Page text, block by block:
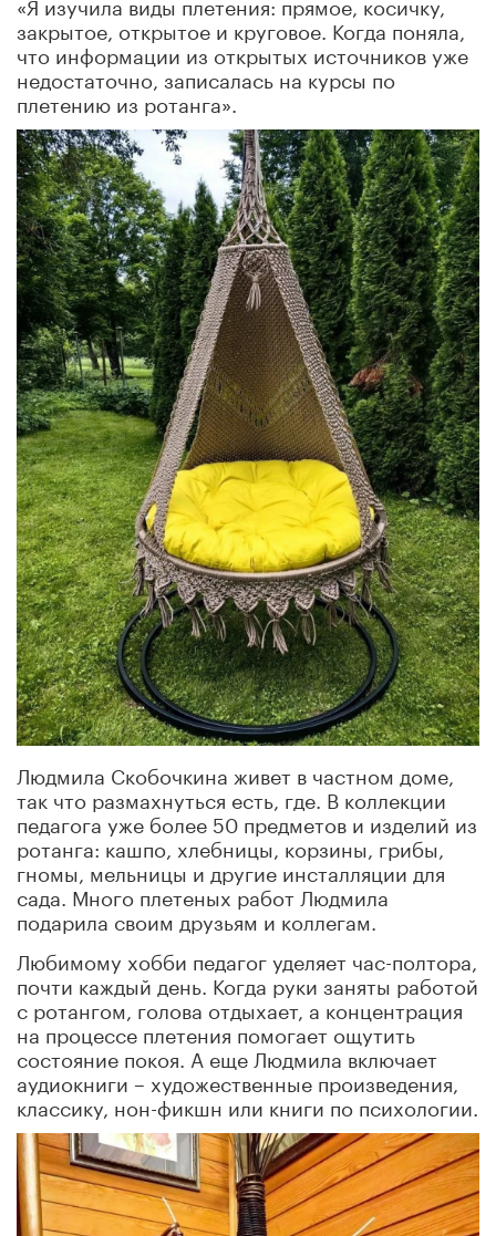
закрытое, открытое и круговое. Когда поняла,
что информации из открытых источников уже
недостаточно, записалась на курсы по
плетению из ротанга».
Людмила Скобочкина живет в частном доме,
так что размахнуться есть, где. В коллекции
педагога уже более 50 предметов и изделий из
ротанга: кашпо, хлебницы, корзины, грибы,
гномы, мельницы и другие инсталляции для
сада. Много плетеных работ Людмила
подарила своим друзьям и коллегам.
Любимому хобби педагог уделяет час-полтора,
почти каждый день. Когда руки заняты работой
с ротангом, голова отдыхает, а концентрация
на процессе плетения помогает ощутить
состояние покоя. А еще Людмила включает
аудиокниги – художественные произведения,
классику, нон-фикшн или книги по психологии.